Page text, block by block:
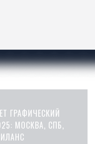
ГРАФИЧЕСКИЙ
МОСКВА, СПБ,